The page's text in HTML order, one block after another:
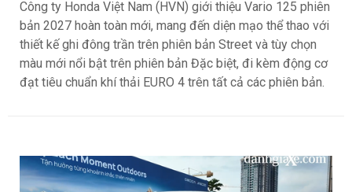
Công ty Honda Việt Nam (HVN) giới thiệu Vario 125 phiên
bản 2027 hoàn toàn mới, mang đến diện mạo thể thao với
thiết kế ghi đông trần trên phiên bản Street và tùy chọn
màu mới nổi bật trên phiên bản Đặc biệt, đi kèm động cơ
đạt tiêu chuẩn khí thải EURO 4 trên tất cả các phiên bản.